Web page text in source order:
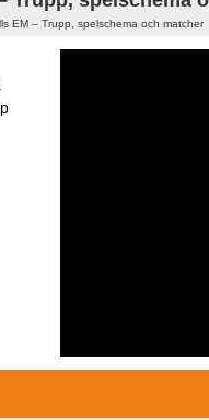
EM – Trupp, spelschema och matcher